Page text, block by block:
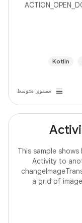
Kotlin
مستوى متوسط
This sample
Activity to
a grid of